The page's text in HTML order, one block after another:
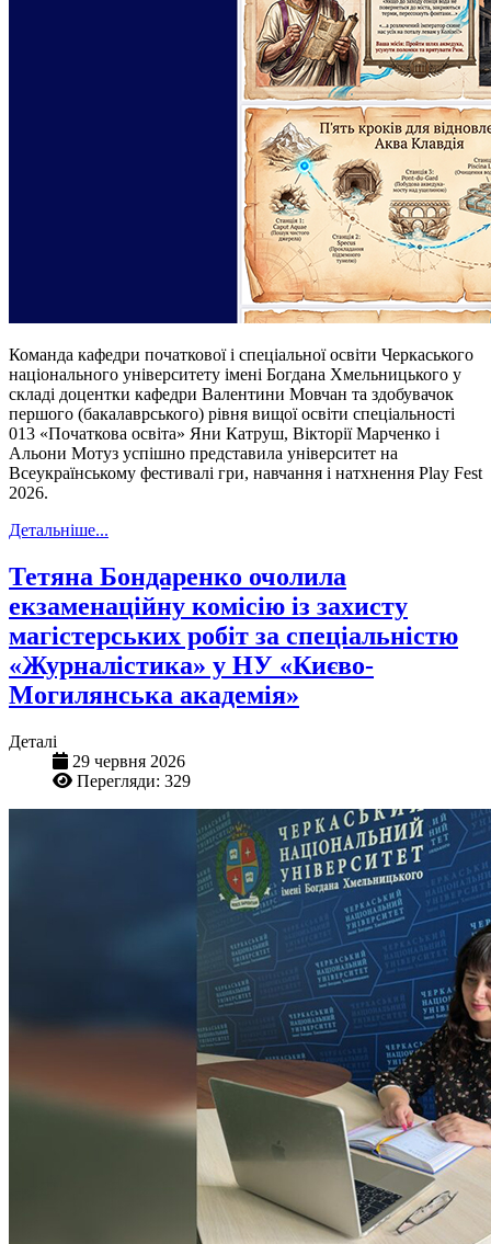
Команда кафедри початкової і спеціальної освіти Черкаського
національного університету імені Богдана Хмельницького у
складі доцентки кафедри Валентини Мовчан та здобувачок
першого (бакалаврського) рівня вищої освіти спеціальності
013 «Початкова освіта» Яни Катруш, Вікторії Марченко і
Альони Мотуз успішно представила університет на
Всеукраїнському фестивалі гри, навчання і натхнення Play Fest
2026.
Детальніше...
Тетяна Бондаренко очолила
екзаменаційну комісію із захисту
магістерських робіт за спеціальністю
«Журналістика» у НУ «Києво-
Могилянська академія»
Деталі
29 червня 2026
Перегляди: 329